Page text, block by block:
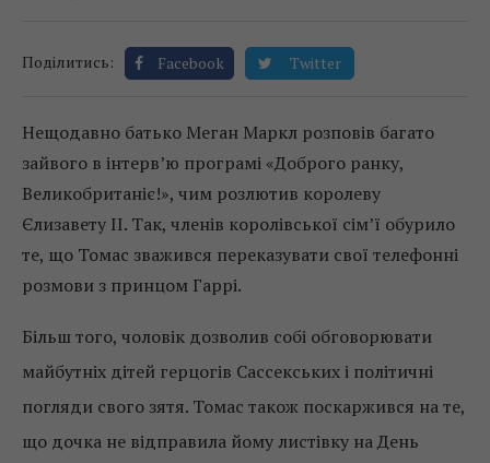
Поділитись: Facebook Twitter
Нещодавно батько Меган Маркл розповів багато
зайвого в інтерв’ю програмі «Доброго ранку,
Великобританіє!», чим розлютив королеву
Єлизавету II. Так, членів королівської сім’ї обурило
те, що Томас зважився переказувати свої телефонні
розмови з принцом Гаррі.
Більш того, чоловік дозволив собі обговорювати
майбутніх дітей герцогів Сассекських і політичні
погляди свого зятя. Томас також поскаржився на те,
що дочка не відправила йому листівку на День